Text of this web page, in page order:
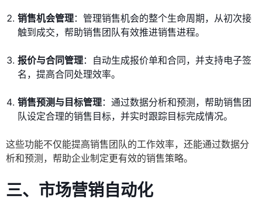
销售机会管理：管理销售机会的整个生命周期，从初次接
触到成交，帮助销售团队有效推进销售进程。
报价与合同管理：自动生成报价单和合同，并支持电子签
名，提高合同处理效率。
销售预测与目标管理：通过数据分析和预测，帮助销售团
队设定合理的销售目标，并实时跟踪目标完成情况。
这些功能不仅能提高销售团队的工作效率，还能通过数据分
析和预测，帮助企业制定更有效的销售策略。
三、市场营销自动化